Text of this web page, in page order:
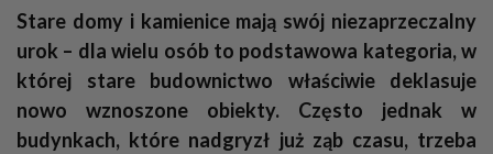
Stare domy i kamienice mają swój niezaprzeczalny
urok – dla wielu osób to podstawowa kategoria, w
której stare budownictwo właściwie deklasuje
nowo wznoszone obiekty. Często jednak w
budynkach, które nadgryzł już ząb czasu, trzeba